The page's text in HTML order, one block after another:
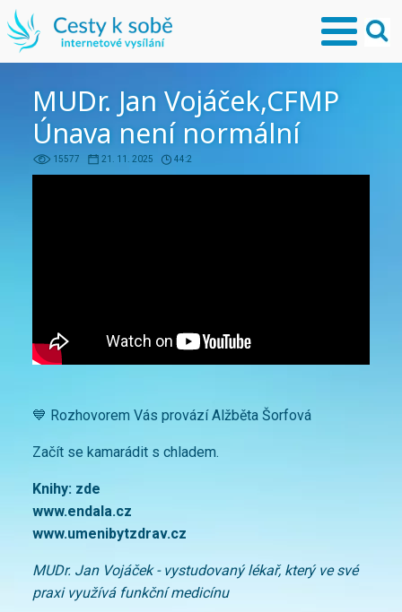
MUDr. Jan Vojáček,CFMP
Únava není normální
15577 21. 11. 2025 44:2
💙 Rozhovorem Vás provází Alžběta Šorfová
Začít se kamarádit s chladem.
Knihy: zde
www.endala.cz
www.umenibytzdrav.cz
MUDr. Jan Vojáček - vystudovaný lékař, který ve své
praxi využívá funkční medicínu